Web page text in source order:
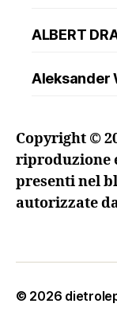
ALBERT
Aleksander
ranuncolo”,
Andreev,
Angelo
Copyright ©
riproduzione
presenti nel
autorizzate
© 2026